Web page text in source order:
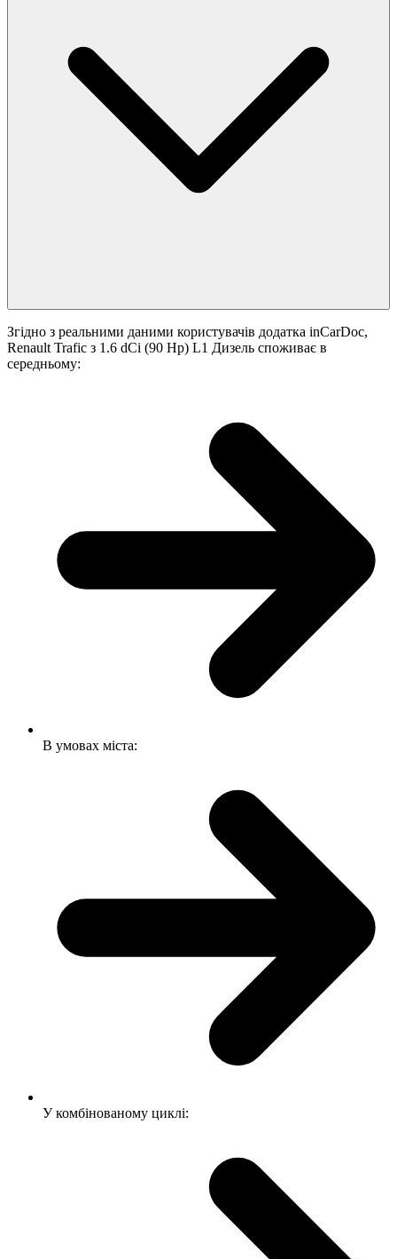
Згідно з реальними даними користувачів додатка inCarDoc,
Renault Trafic з 1.6 dCi (90 Hp) L1 Дизель споживає в
середньому:
В умовах міста:
У комбінованому циклі: